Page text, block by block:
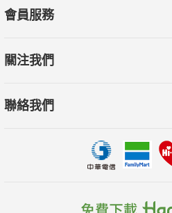
會員服務
關注我們
聯絡我們